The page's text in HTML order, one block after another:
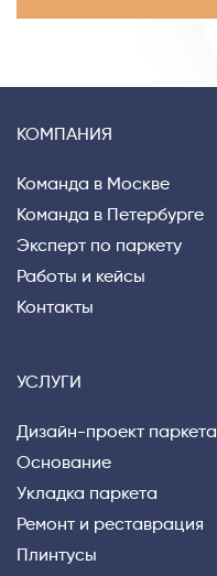
КОМПАНИЯ
Команда в Москве
Команда в Петербурге
Эксперт по паркету
Работы и кейсы
Контакты
УСЛУГИ
Дизайн-проект паркета
Основание
Укладка паркета
Ремонт и реставрация
Плинтусы